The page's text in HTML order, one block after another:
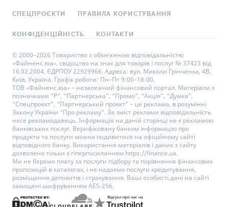
СПЕЦПРОЄКТИ ПРАВИЛА КОРИСТУВАННЯ
КОНФІДЕНЦІЙНІСТЬ КОНТАКТИ
© 2000–2026 Товариство з обмеженою відповідальністю
«Файненс.юа», свідоцтво на знак для товарів і послуг № 37423 від
16.02.2004, ЄДРПОУ 22929966. Адреса: вул. Миколи Грінченка, 4В,
Київ, Україна. Графік роботи: Пн–Пт 9:00–18:00.
ТОВ «Файненс.юа» – незалежний фінансовий портал. Матеріали з
позначками “Р”, “Партнерська”, “Промо”, “Акція”, “Думка”,
“Спецпроєкт”, “Партнерський проєкт” – це реклама, в розумінні
Закону України “Про рекламу”. За зміст реклами відповідальність
несе рекламодавець. Інформація на даній сторінці не є рекламою
банківських послуг. Верифіковану банком інформацію про
продукти та послуги можна подивитися на офіційному сайті
відповідного банку. Використання матеріалів і даних з сайту
дозволено тільки з гіперпосиланням https://finance.ua.
Ми не беремо плату за послуги підбору та порівняння фінансових
пропозицій в каталогах, і не надаємо послуги кредитування,
розміщення депозитів і страхування. Ваші особисті дані на сайті
захищені шифруванням AES-256.